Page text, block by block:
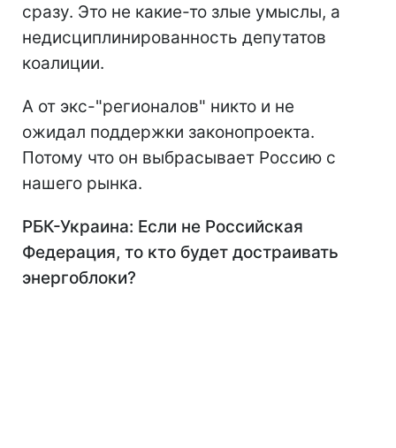
сразу. Это не какие-то злые умыслы, а
недисциплинированность депутатов
коалиции.
А от экс-"регионалов" никто и не
ожидал поддержки законопроекта.
Потому что он выбрасывает Россию с
нашего рынка.
РБК-Украина: Если не Российская
Федерация, то кто будет достраивать
энергоблоки?